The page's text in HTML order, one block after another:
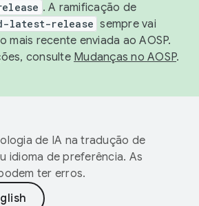
. A ramificação de
latest-release sempre vai
mais recente enviada ao AOSP.
consulte Mudanças no AOSP.
de IA na tradução de
idioma de preferência. As
ter erros.